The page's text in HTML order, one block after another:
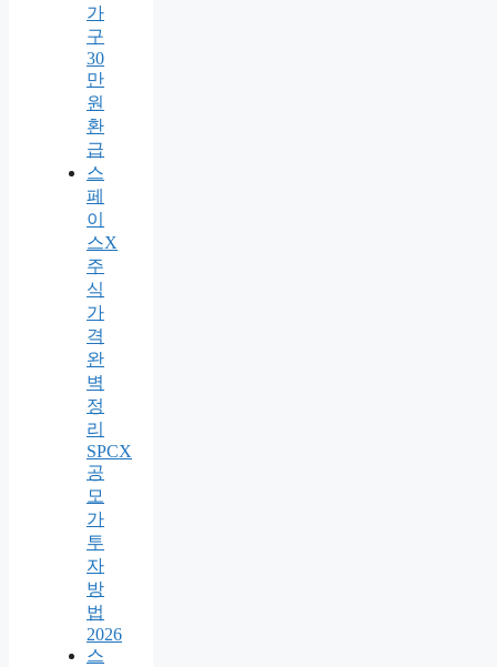
가
구
30
만
원
환
급
스
페
이
스X
주
식
가
격
완
벽
정
리
SPCX
공
모
가
투
자
방
법
2026
스